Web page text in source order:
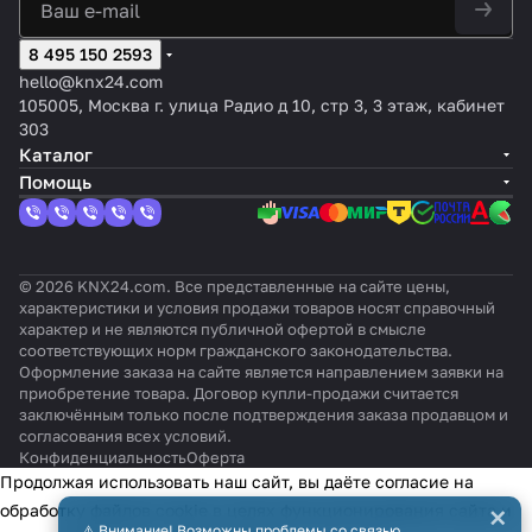
груп:
ый
8 495 150 2593
hello@knx24.com
105005, Москва г. улица Радио д 10, стр 3, 3 этаж, кабинет
303
Каталог
Помощь
© 2026 KNX24.com. Все представленные на сайте цены,
характеристики и условия продажи товаров носят справочный
характер и не являются публичной офертой в смысле
соответствующих норм гражданского законодательства.
Оформление заказа на сайте является направлением заявки на
приобретение товара. Договор купли-продажи считается
заключённым только после подтверждения заказа продавцом и
согласования всех условий.
КонфиденциальностьОферта
×
Продолжая использовать наш сайт, вы даёте согласие на
обработку файлов cookie в целях функционирования сайта и